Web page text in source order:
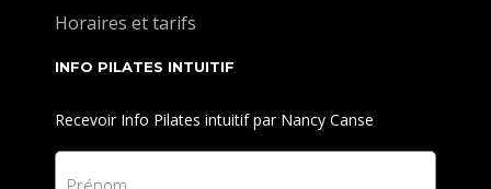
Horaires et tarifs
INFO PILATES INTUITIF
Recevoir Info Pilates intuitif par Nancy Canse